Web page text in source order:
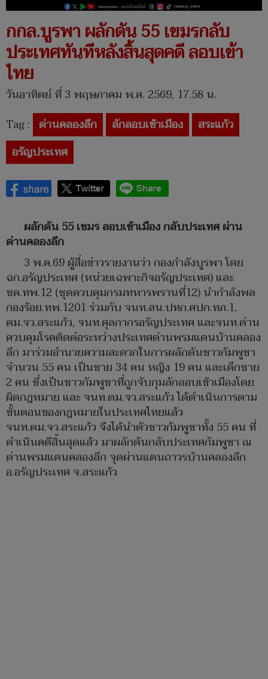
กกล.บูรพา ผลักดัน 55 เขมรกลับ
ประเทศทันทีหลังสิ้นสุดคดี ลอบเข้า
ไทย
วันอาทิตย์ ที่ 3 พฤษภาคม พ.ศ. 2569, 17.58 น.
Tag : ด่านคลองลึก ลักลอบเข้าเมือง
สระแก้ว
อรัญประเทศ
ผลักดัน 55 เขมร ลอบเข้าเมือง กลับประเทศ ผ่าน
ด่านคลองลึก
3 พ.ค.69 ผู้สื่อข่าวรายงานว่า กองกำลังบูรพา โดย
ฉก.อรัญประเทศ (หน่วยเฉพาะกิจอรัญประเทศ) และ
ชค.ทพ.12 (ชุดควบคุมกรมทหารพรานที่12) นำกำลังพล
กองร้อย.ทพ.1201 ร่วมกับ จนท.สน.ปทก.ศปก.ทภ.1,
ตม.จว.สระแก้ว, จนท.ศุลกากรอรัญประเทศ และจนท.ด่าน
ควบคุมโรคติดต่อระหว่างประเทศด่านพรมแดนบ้านคลอง
ลึก มาร่วมอำนวยความสะดวกในการผลักดันชาวกัมพูชา
จำนวน 55 คน เป็นชาย 34 คน หญิง 19 คน และเด็กชาย
2 คน ซึ่งเป็นชาวกัมพูชาที่ถูกจับกุมลักลอบเข้าเมืองโดย
ผิดกฎหมาย และ จนท.ตม.จว.สระแก้ว ได้ดำเนินการตาม
ขั้นตอนของกฎหมายในประเทศไทยแล้ว
จนท.ตม.จว.สระแก้ว จึงได้นำตัวชาวกัมพูชาทั้ง 55 คน ที่
ดำเนินคดีสิ้นสุดแล้ว มาผลักดันกลับประเทศกัมพูชา ณ
ด่านพรมแดนคลองลึก จุดผ่านแดนถาวรบ้านคลองลึก
อ.อรัญประเทศ จ.สระแก้ว